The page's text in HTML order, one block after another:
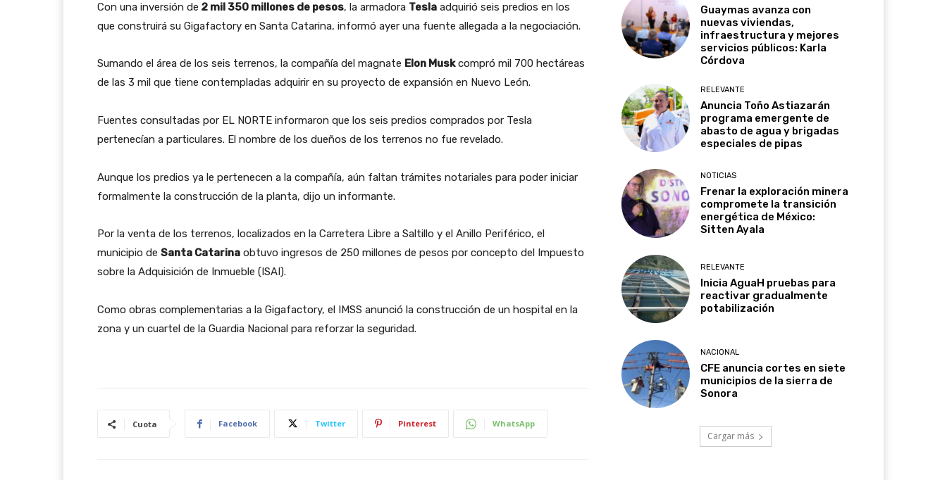
Con una inversión de 2 mil 350 millones de pesos, la armadora Tesla adquirió seis predios en los
que construirá su Gigafactory en Santa Catarina, informó ayer una fuente allegada a la negociación.
Sumando el área de los seis terrenos, la compañía del magnate Elon Muskcompró mil 700 hectáreas
de las 3 mil que tiene contempladas adquirir en su proyecto de expansión en Nuevo León.
Fuentes consultadas por EL NORTE informaron que los seis predios comprados por Tesla
pertenecían a particulares. El nombre de los dueños de los terrenos no fue revelado.
Aunque los predios ya le pertenecen a la compañía, aún faltan trámites notariales para poder iniciar
formalmente la construcción de la planta, dijo un informante.
Por la venta de los terrenos, localizados en la Carretera Libre a Saltillo y el Anillo Periférico, el
municipio de Santa Catarina obtuvo ingresos de 250 millones de pesos por concepto del Impuesto
sobre la Adquisición de Inmueble (ISAI).
Como obras complementarias a la Gigafactory, el IMSS anunció la construcción de un hospital en la
zona y un cuartel de la Guardia Nacional para reforzar la seguridad.
Cuota Facebook Twitter Pinterest WhatsApp
Guaymas avanza con
nuevas viviendas,
infraestructura y mejores
servicios públicos: Karla
Córdova
RELEVANTE
Anuncia Toño Astiazarán
programa emergente de
abasto de agua y brigadas
especiales de pipas
NOTICIAS
Frenar la exploración minera
compromete la transición
energética de México:
Sitten Ayala
RELEVANTE
Inicia AguaH pruebas para
reactivar gradualmente
potabilización
NACIONAL
CFE anuncia cortes en siete
municipios de la sierra de
Sonora
Cargar más